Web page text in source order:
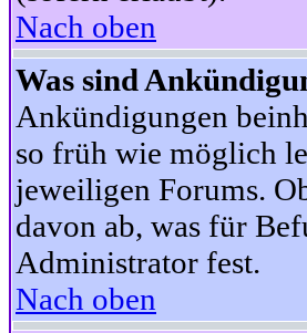
Nach oben
Was sind
Ankündigungen
so früh wie möglich
jeweiligen Forums.
davon ab, was für
Administrator fest.
Nach oben